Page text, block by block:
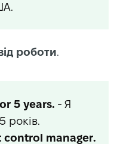
роботи.
5 years. - Я
років.
control manager.